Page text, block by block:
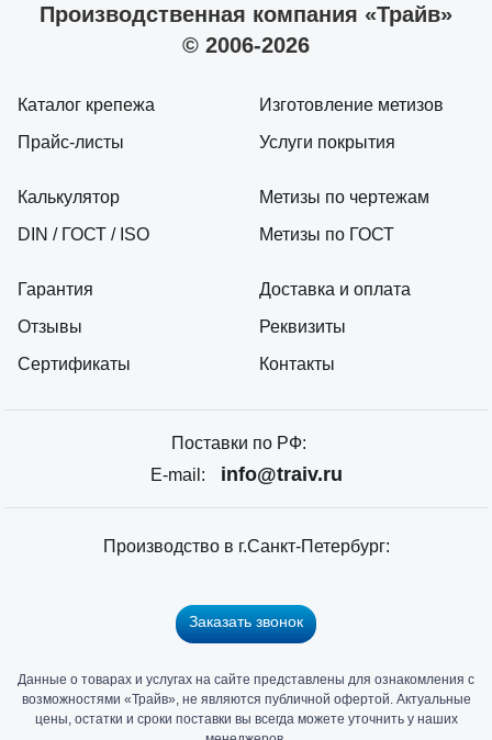
Производственная компания «Трайв»
© 2006-2026
Каталог крепежа
Прайс-листы
Калькулятор
DIN / ГОСТ / ISO
Гарантия
Отзывы
Сертификаты
Изготовление метизов
Услуги покрытия
Метизы по чертежам
Метизы по ГОСТ
Доставка и оплата
Реквизиты
Контакты
Поставки по РФ:
E-mail:
info@traiv.ru
Производство в г.Санкт-Петербург:
Заказать звонок
Данные о товарах и услугах на сайте представлены для ознакомления с
возможностями «Трайв», не являются публичной офертой. Актуальные
цены, остатки и сроки поставки вы всегда можете уточнить у наших
Главный